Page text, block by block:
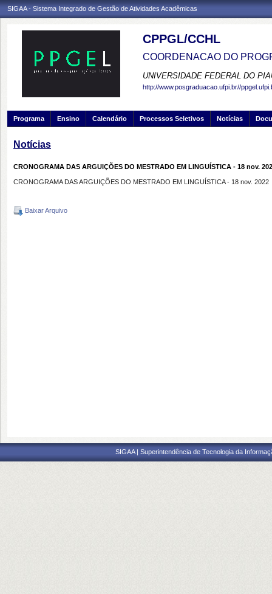
SIGAA - Sistema Integrado de Gestão de Atividades Acadêmicas
CPPGL/CCHL
COORDENACAO DO
UNIVERSIDADE FEDERAL DO
http://www.posgraduacao.ufpi.br//
Programa Ensino Calendário Processos Seletivos Notícias
Notícias
CRONOGRAMA DAS ARGUIÇÕES DO MESTRADO EM LINGUÍSTICA - 18 nov.
CRONOGRAMA DAS ARGUIÇÕES DO MESTRADO EM LINGUÍSTICA - 18 nov. 2022
Baixar Arquivo
SIGAA | Superintendência de Tecnologia da